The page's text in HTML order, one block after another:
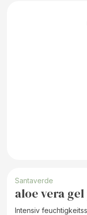
Santaverde
aloe vera
Intensiv